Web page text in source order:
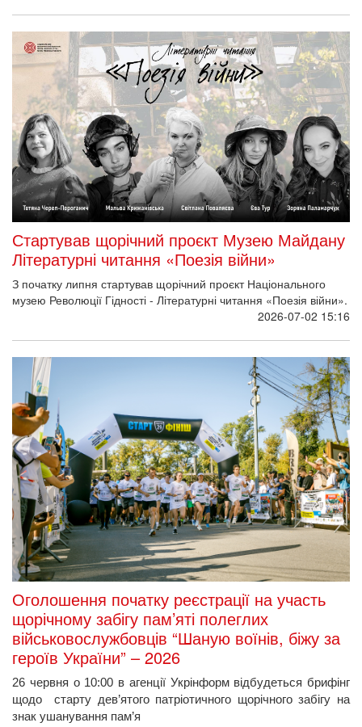
Стартував щорічний проєкт Музею Майдану
Літературні читання «Поезія війни»
З початку липня стартував щорічний проєкт Національного
музею Революції Гідності - Літературні читання «Поезія війни».
2026-07-02 15:16
Оголошення початку реєстрації на участь
щорічному забігу пам’яті полеглих
військовослужбовців “Шаную воїнів, біжу за
героїв України” – 2026
26 червня о 10:00 в агенції Укрінформ відбудеться брифінг
щодо старту дев’ятого патріотичного щорічного забігу на
знак ушанування пам’я